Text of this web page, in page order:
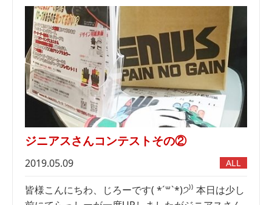
ジニアスさんコンテストその②
2019.05.09 ALL
皆様こんにちわ、じろーです( *´꒳`*)੭⁾⁾ 本日は少し